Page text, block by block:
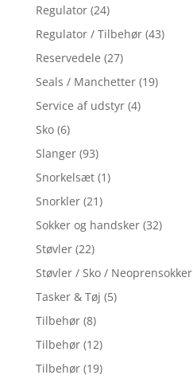
Regulator (24)
Regulator / Tilbehør (43)
Reservedele (27)
Seals / Manchetter (19)
Service af udstyr (4)
Sko (6)
Slanger (93)
Snorkelsæt (1)
Snorkler (21)
Sokker og handsker (32)
Støvler (22)
Støvler / Sko / Neoprensokker
Tasker & Tøj (5)
Tilbehør (8)
Tilbehør (12)
Tilbehør (19)